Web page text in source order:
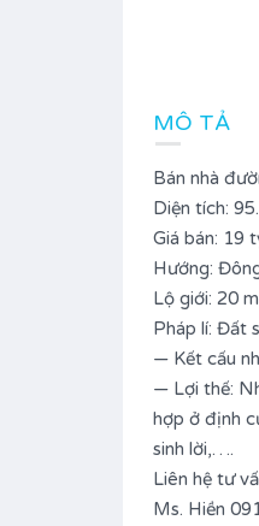
MÔ TẢ
Bán nhà
Diện tích:
Giá bán: 19
Hướng:
Lộ giới: 20 m
Pháp lí: Đất
— Kết cấu
— Lợi thế:
hợp ở định
sinh lời,….
Liên hệ tư
Ms. Hiền